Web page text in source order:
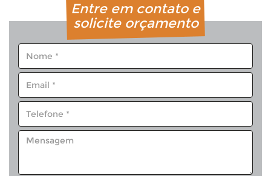
Entre em contato e
solicite orçamento